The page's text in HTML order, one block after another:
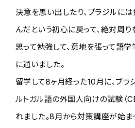
決意を思い出したり、ブラジルに
んだという初心に戻って、絶対周り
思って勉強して、意地を張って語
に通いました。
留学して8ヶ月経った10月に、ブ
ルトガル語の外国人向けの試験（
れました。8月から対策講座が始ま